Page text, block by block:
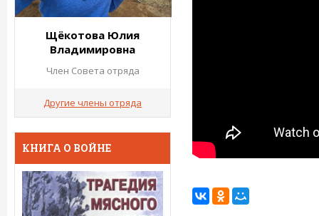
Щёкотова Юлия
Владимировна
Член Совета отряда
Другие члены отряда
КНИГА О ВОЙНЕ